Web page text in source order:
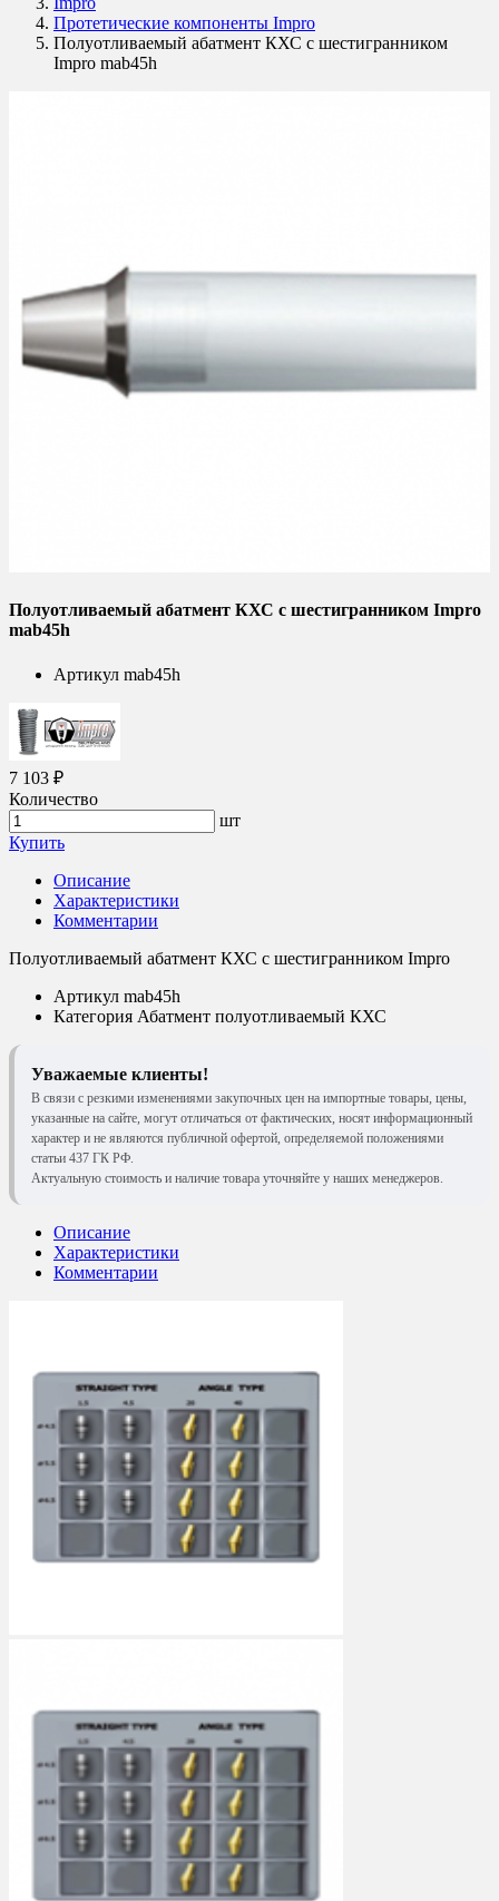
Протетические компоненты Impro
Полуотливаемый абатмент КХС с шестигранником
Impro mab45h
Полуотливаемый абатмент КХС с шестигранником Impro
mab45h
Артикул mab45h
7 103 ₽
Количество
шт
Купить
Описание
Характеристики
Комментарии
Полуотливаемый абатмент КХС с шестигранником Impro
Артикул mab45h
Категория Абатмент полуотливаемый КХС
Уважаемые клиенты!
В связи с резкими изменениями закупочных цен на импортные товары, цены,
указанные на сайте, могут отличаться от фактических, носят информационный
характер и не являются публичной офертой, определяемой положениями
статьи 437 ГК РФ.
Актуальную стоимость и наличие товара уточняйте у наших менеджеров.
Описание
Характеристики
Комментарии